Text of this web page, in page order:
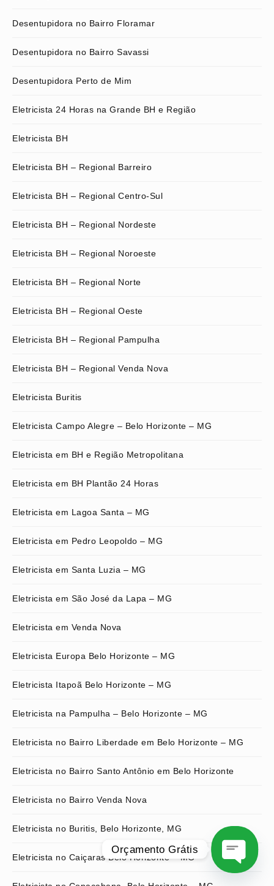
Desentupidora no Bairro Floramar
Desentupidora no Bairro Savassi
Desentupidora Perto de Mim
Eletricista 24 Horas na Grande BH e Região
Eletricista BH
Eletricista BH – Regional Barreiro
Eletricista BH – Regional Centro-Sul
Eletricista BH – Regional Nordeste
Eletricista BH – Regional Noroeste
Eletricista BH – Regional Norte
Eletricista BH – Regional Oeste
Eletricista BH – Regional Pampulha
Eletricista BH – Regional Venda Nova
Eletricista Buritis
Eletricista Campo Alegre – Belo Horizonte – MG
Eletricista em BH e Região Metropolitana
Eletricista em BH Plantão 24 Horas
Eletricista em Lagoa Santa – MG
Eletricista em Pedro Leopoldo – MG
Eletricista em Santa Luzia – MG
Eletricista em São José da Lapa – MG
Eletricista em Venda Nova
Eletricista Europa Belo Horizonte – MG
Eletricista Itapoã Belo Horizonte – MG
Eletricista na Pampulha – Belo Horizonte – MG
Eletricista no Bairro Liberdade em Belo Horizonte – MG
Eletricista no Bairro Santo Antônio em Belo Horizonte
Eletricista no Bairro Venda Nova
Eletricista no Buritis, Belo Horizonte, MG
Eletricista no Caiçaras Belo Horizonte – MG
Orçamento Grátis